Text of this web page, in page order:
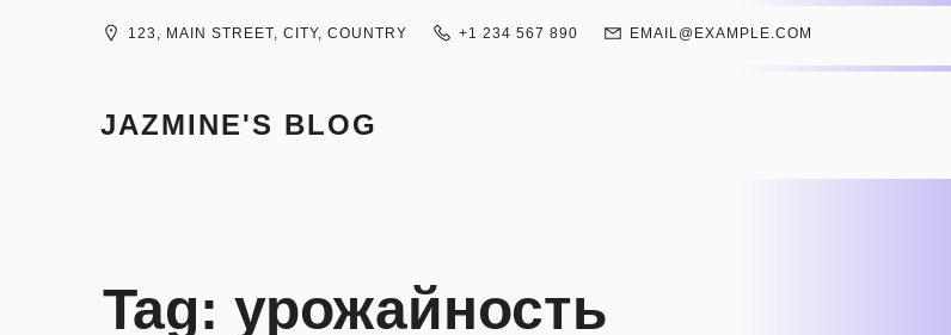
123, MAIN STREET, CITY, COUNTRY +1 234 567 890 EMAIL@EXAMPLE.COM
JAZMINE'S BLOG
Tag: урожайность